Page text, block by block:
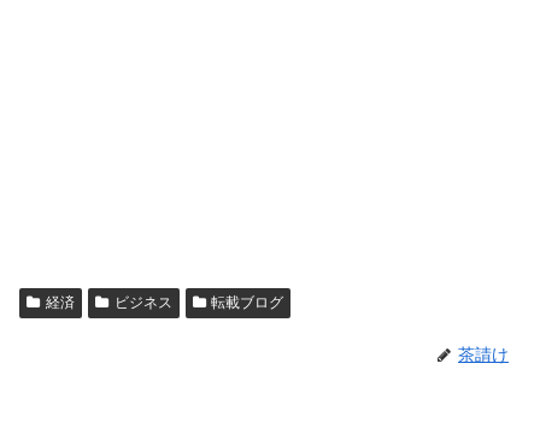
経済 ビジネス 転載ブログ
茶請け